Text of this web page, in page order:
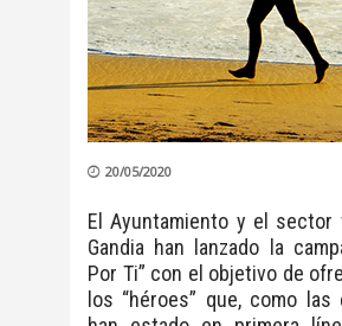
20/05/2020
El Ayuntamiento y el
Gandia han lanzado la
Por Ti” con el objetivo de
los “héroes” que, como las